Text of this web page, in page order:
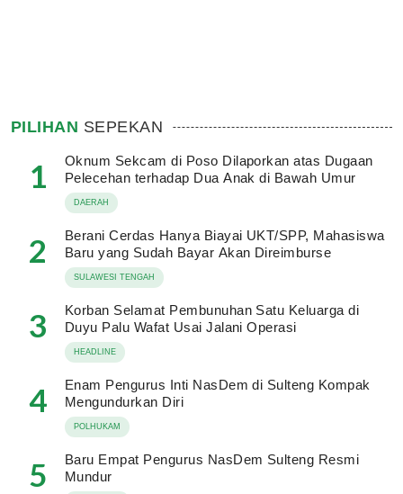
PILIHAN SEPEKAN
1
Oknum Sekcam di Poso Dilaporkan atas Dugaan
Pelecehan terhadap Dua Anak di Bawah Umur
DAERAH
2
Berani Cerdas Hanya Biayai UKT/SPP, Mahasiswa
Baru yang Sudah Bayar Akan Direimburse
SULAWESI TENGAH
3
Korban Selamat Pembunuhan Satu Keluarga di
Duyu Palu Wafat Usai Jalani Operasi
HEADLINE
4
Enam Pengurus Inti NasDem di Sulteng Kompak
Mengundurkan Diri
POLHUKAM
5
Baru Empat Pengurus NasDem Sulteng Resmi
Mundur